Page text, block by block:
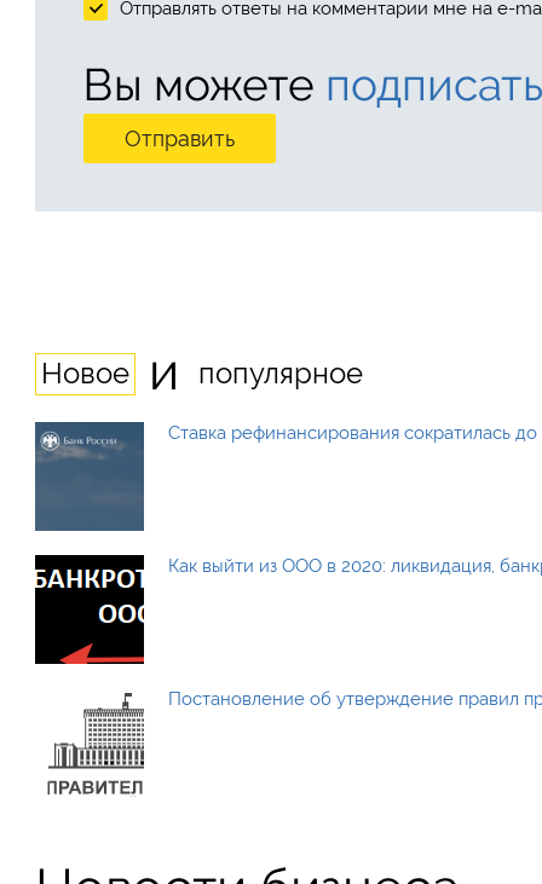
Отправлять ответы на комментарии мне на e-
Вы можете
Новое и популярное
Ставка рефинансирования сократилась
Как выйти из ООО в 2020: ликвидация,
Постановление об утверждение правил